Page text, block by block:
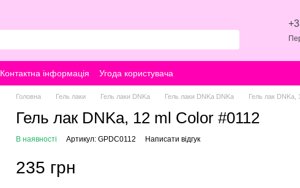
Контактна інформація Угода користувача
Головна Гель лаки Гель лаки DNKa Гель лаки DNKa DNKa Гель лак DNKa,
Гель лак DNKa, 12 ml Color #0112
В наявності Артикул: GPDC0112 Написати відгук
235 грн